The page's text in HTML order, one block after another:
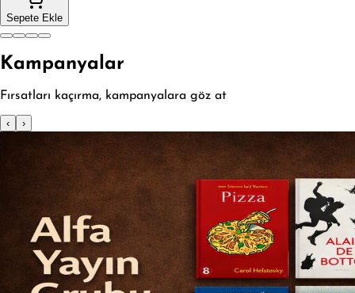
Sepete Ekle
Kampanyalar
Fırsatları kaçırma, kampanyalara göz at
‹ ›